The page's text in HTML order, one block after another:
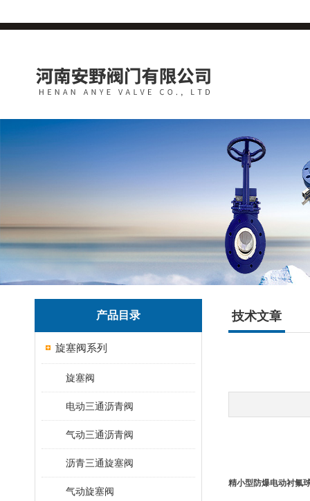
产品目录
旋塞阀系列
旋塞阀
电动三通沥青阀
气动三通沥青阀
沥青三通旋塞阀
气动旋塞阀
技术文章
精小型防爆电动衬氟